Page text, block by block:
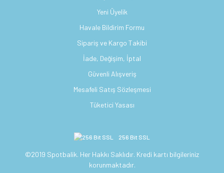
Yeni Üyelik
Havale Bildirim Formu
Sipariş ve Kargo Takibi
İade, Değişim, İptal
Güvenli Alışveriş
Mesafeli Satış Sözleşmesi
Tüketici Yasası
256 Bit SSL
©2019 Spotbalik. Her Hakkı Saklıdır. Kredi kartı bilgileriniz
korunmaktadır.